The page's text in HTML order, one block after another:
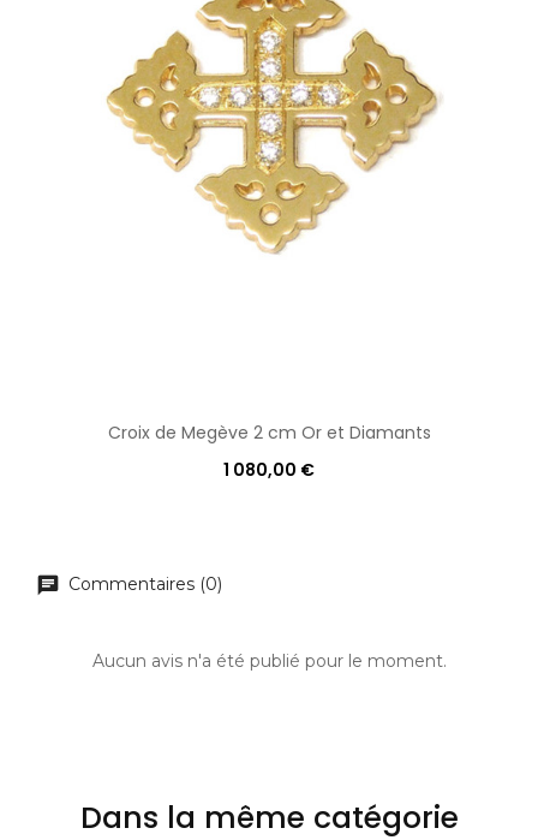
Croix de Megève 2 cm Or et Diamants
1 080,00 €
Commentaires (0)
Aucun avis n'a été publié pour le moment.
Dans la même catégorie